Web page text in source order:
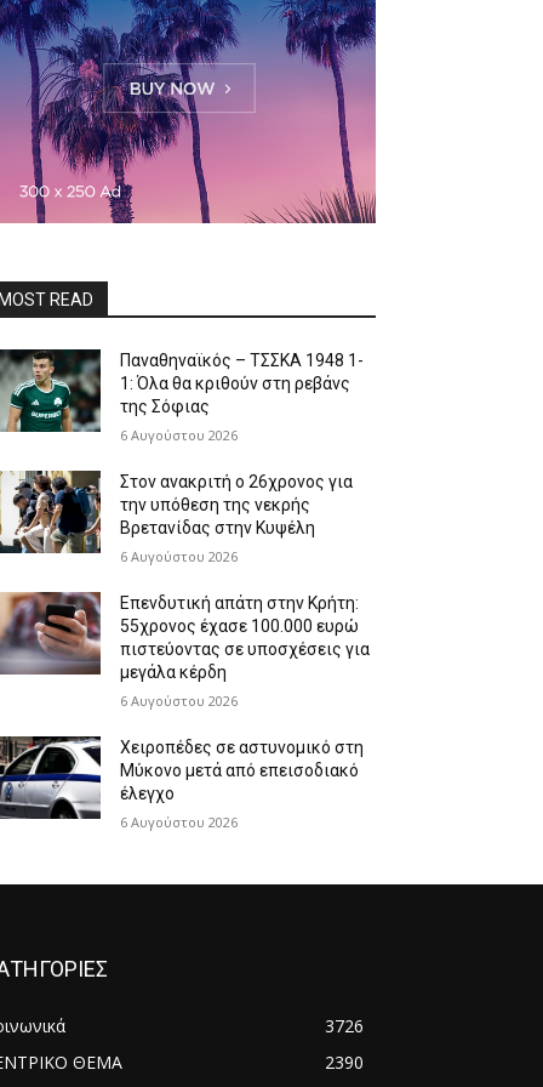
READ
Παναθηναϊκός – ΤΣΣΚΑ 1948 1-
1: Όλα θα κριθούν στη ρεβάνς
της Σόφιας
6 Αυγούστου 2026
Στον ανακριτή ο 26χρονος για
την υπόθεση της νεκρής
Βρετανίδας στην Κυψέλη
6 Αυγούστου 2026
Επενδυτική απάτη στην Κρήτη:
55χρονος έχασε 100.000 ευρώ
πιστεύοντας σε υποσχέσεις για
μεγάλα κέρδη
6 Αυγούστου 2026
Χειροπέδες σε αστυνομικό στη
Μύκονο μετά από επεισοδιακό
έλεγχο
6 Αυγούστου 2026
3726
ΘΕΜΑ
2390